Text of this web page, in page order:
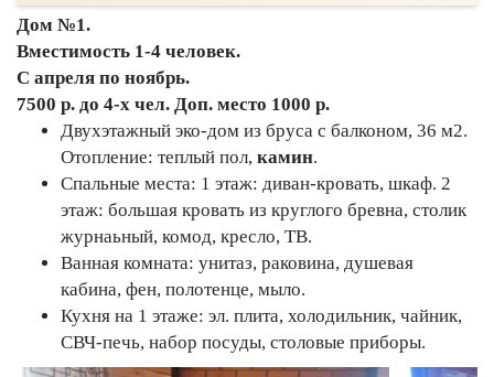
Дом №1.
Вместимость 1-4 человек.
С апреля по ноябрь.
7500 р. до 4-х чел. Доп. место 1000 р.
Двухэтажный эко-дом из бруса с балконом, 36 м2.
Отопление: теплый пол, камин.
Спальные места: 1 этаж: диван-кровать, шкаф. 2
этаж: большая кровать из круглого бревна, столик
журнаьный, комод, кресло, ТВ.
Ванная комната: унитаз, раковина, душевая
кабина, фен, полотенце, мыло.
Кухня на 1 этаже: эл. плита, холодильник, чайник,
СВЧ-печь, набор посуды, столовые приборы.